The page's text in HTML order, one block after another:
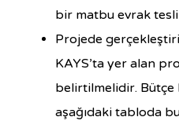
bir matbu evrak
Projede
KAYS’ta yer alan
belirtilmelidir.
aşağıdaki tabloda